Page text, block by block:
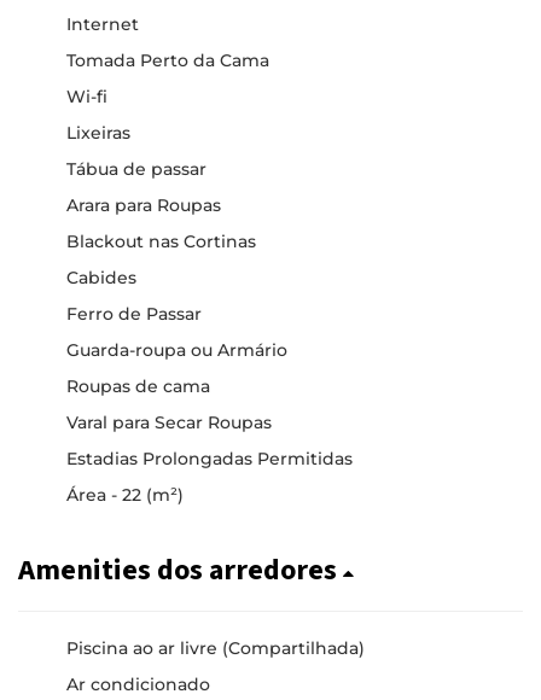
Internet
Tomada Perto da Cama
Wi-fi
Lixeiras
Tábua de passar
Arara para Roupas
Blackout nas Cortinas
Cabides
Ferro de Passar
Guarda-roupa ou Armário
Roupas de cama
Varal para Secar Roupas
Estadias Prolongadas Permitidas
Área - 22 (m²)
Amenities dos arredores
Piscina ao ar livre (Compartilhada)
Ar condicionado